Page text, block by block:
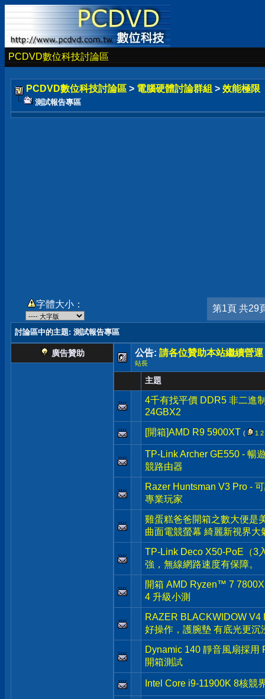
PCDVD數位科技討論區
PCDVD數位科技討論區 > 電腦硬體討論群組 > 效能極限
測試報告專區
字體大小： 第1頁 共29
討論區中的主題: 測試報告專區
廣告贊助 公告: 請各位贊助本站繼續營運
站長
主題
4千有找平價 DDR5 非二進
24GBX2
[開箱]AMD R9 5900XT ( 1 2
TP-Link Archer GE550 - 暢
競路由器
Razer Huntsman V3 Pro -
專業玩家
雞蛋糕爸爸開箱之數大便是
曲面電競螢幕 綺麗新視界大
TP-Link Deco X50-PoE（3
強，無線網路速度有保障。
開箱 AMD Ryzen™ 7
4 升級小測
RAZER BLACKWIDOW
好操作，護腕墊 有底光更沉
Dynamic 140 靜音風扇採用
開箱測試
Intel Core i9-11900K 8核競